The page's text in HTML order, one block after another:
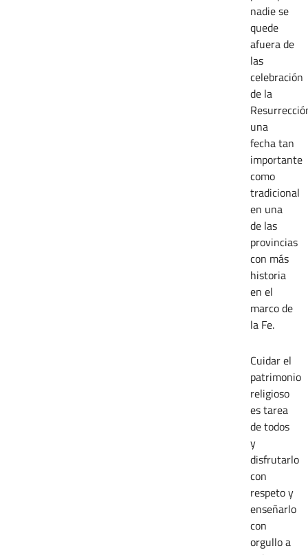
nadie se
quede
afuera de
las
celebración
de la
una
fecha tan
importante
como
tradicional
en una
de las
provincias
con más
historia
en el
marco de
la Fe.
Cuidar el
patrimonio
religioso
es tarea
de todos
y
disfrutarlo
con
respeto y
enseñarlo
con
orgullo a